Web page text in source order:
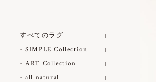
すべてのラグ
- SIMPLE Collection
- ART Collection
- all natural